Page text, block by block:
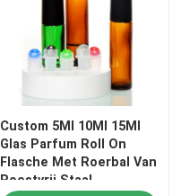
Custom 5Ml 10Ml 15Ml
Glas Parfum Roll On
Flasche Met Roerbal Van
Roestvrij Staal